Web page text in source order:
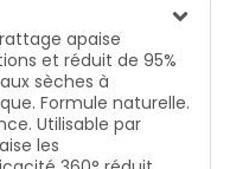
apaise
et réduit de 95%
sèches à
Formule naturelle.
Utilisable par
les